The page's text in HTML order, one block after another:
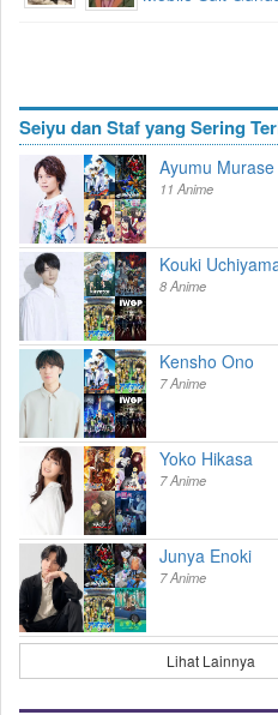
Seiyu dan Staf yang Sering
Ayumu Murase
11 Anime
Kouki
8 Anime
Kensho Ono
7 Anime
Yoko Hikasa
7 Anime
Junya Enoki
7 Anime
Lihat Lainnya